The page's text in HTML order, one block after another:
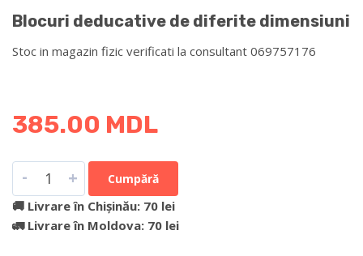
Blocuri deducative de diferite dimensiuni
Stoc in magazin fizic verificati la consultant 069757176
385.00 MDL
- + Cumpără
🚚 Livrare în Chișinău: 70 lei
🚛 Livrare în Moldova: 70 lei